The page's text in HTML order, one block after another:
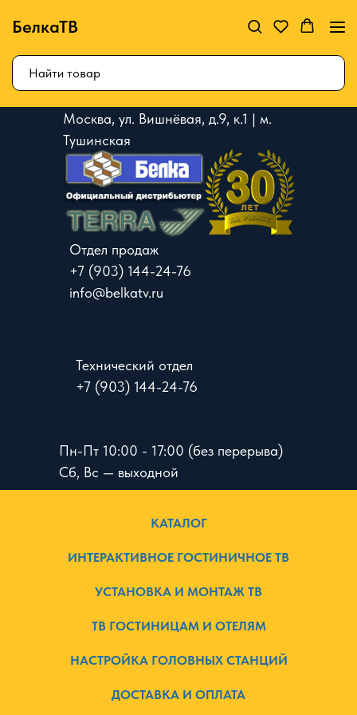
БелкаТВ
Москва, ул. Вишнёвая, д.9, к.1 | м.
Тушинская
Отдел продаж
+7 (903) 144-24-76
info@belkatv.ru
Пн-Пт 10:00 - 17:00 (без перерыва)
Сб, Вс — выходной
Технический отдел
+7 (903) 144-24-76
КАТАЛОГ
ИНТЕРАКТИВНОЕ ГОСТИНИЧНОЕ ТВ
УСТАНОВКА И МОНТАЖ ТВ
ТВ ГОСТИНИЦАМ И ОТЕЛЯМ
НАСТРОЙКА ГОЛОВНЫХ СТАНЦИЙ
ДОСТАВКА И ОПЛАТА